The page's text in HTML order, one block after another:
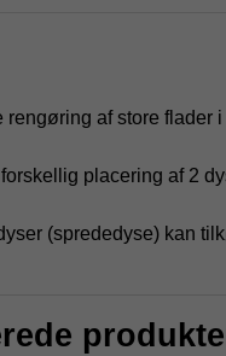
af store flader
placering af 2
(sprededyse) kan